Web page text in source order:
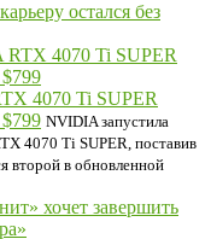
остался без
4070 Ti SUPER
NVIDIA запустила
4070 Ti SUPER, поставив
второй в обновленной